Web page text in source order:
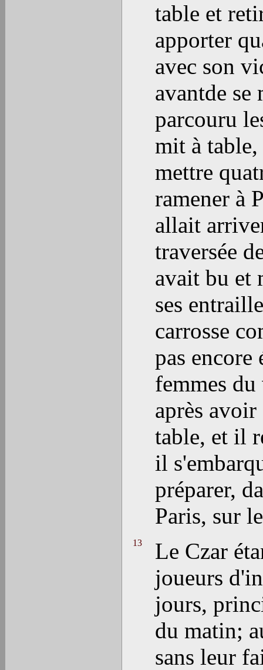
table et
apporter
avec son
avantde
parcouru
mit à
mettre
ramener à
allait
traversée
avait bu et
ses
carrosse
pas
femmes
après
table, et il
il
préparer,
Paris, sur
13
Le Czar
joueurs
jours,
du matin;
sans leur